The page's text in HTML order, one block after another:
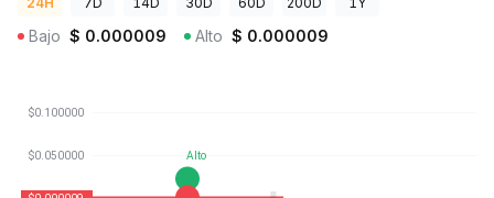
Bajo $ 0.000009 Alto $ 0.000009